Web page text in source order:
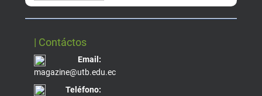
| Contáctos
Email:
magazine@utb.edu.ec
Teléfono: